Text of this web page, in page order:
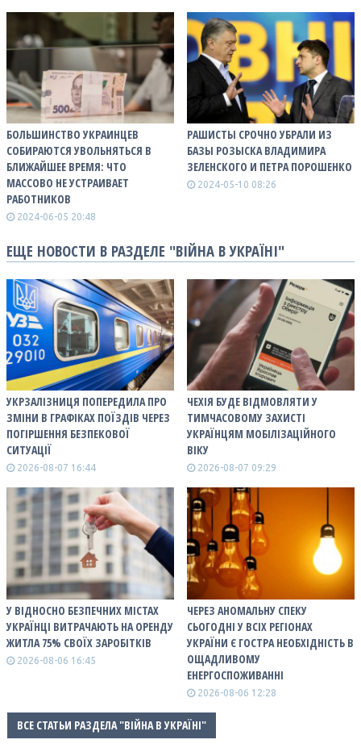
БОЛЬШИНСТВО УКРАИНЦЕВ
СОБИРАЮТСЯ УВОЛЬНЯТЬСЯ В
БЛИЖАЙШЕЕ ВРЕМЯ: ЧТО
МАССОВО НЕ УСТРАИВАЕТ
РАБОТНИКОВ
2024-06-05 20:48
РАШИСТЫ СРОЧНО УБРАЛИ ИЗ
БАЗЫ РОЗЫСКА ВЛАДИМИРА
ЗЕЛЕНСКОГО И ПЕТРА ПОРОШЕНКО
2024-05-10 08:26
ЕЩЕ НОВОСТИ В РАЗДЕЛЕ "ВІЙНА В УКРАЇНІ"
УКРЗАЛІЗНИЦЯ ПОПЕРЕДИЛА ПРО
ЗМІНИ В ГРАФІКАХ ПОЇЗДІВ ЧЕРЕЗ
ПОГІРШЕННЯ БЕЗПЕКОВОЇ
СИТУАЦІЇ
2026-08-07 16:44
ЧЕХІЯ БУДЕ ВІДМОВЛЯТИ У
ТИМЧАСОВОМУ ЗАХИСТІ
УКРАЇНЦЯМ МОБІЛІЗАЦІЙНОГО
ВІКУ
2026-08-07 09:29
У ВІДНОСНО БЕЗПЕЧНИХ МІСТАХ
УКРАЇНЦІ ВИТРАЧАЮТЬ НА ОРЕНДУ
ЖИТЛА 75% СВОЇХ ЗАРОБІТКІВ
2026-08-06 16:45
ЧЕРЕЗ АНОМАЛЬНУ СПЕКУ
СЬОГОДНІ У ВСІХ РЕГІОНАХ
УКРАЇНИ Є ГОСТРА НЕОБХІДНІСТЬ В
ОЩАДЛИВОМУ
ЕНЕРГОСПОЖИВАННІ
2026-08-06 12:28
ВСЕ СТАТЬИ РАЗДЕЛА "ВІЙНА В УКРАЇНІ"